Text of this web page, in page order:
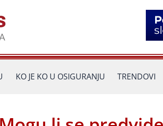
KO JE KO U OSIGURANJU TRENDOVI